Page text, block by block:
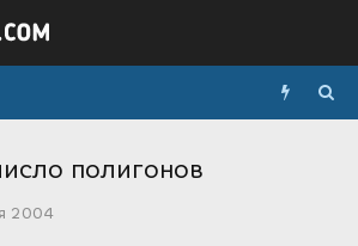
полигонов
2004